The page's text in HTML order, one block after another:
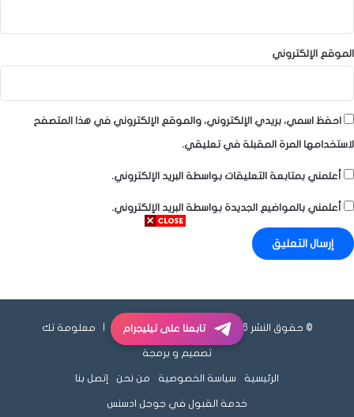
الموقع الإلكتروني
احفظ اسمي، بريدي الإلكتروني، والموقع الإلكتروني في هذا المتصفح
لاستخدامها المرة المقبلة في تعليقي.
أعلمني بمتابعة التعليقات بواسطة البريد الإلكتروني.
أعلمني بالمواضيع الجديدة بواسطة البريد الإلكتروني.
© حقوق النشر 2026، جميع الحقوق محفوظة | معلومة تك
تصميم و برمجة
الرئيسية سياسة الخصوصية من نحن إتصل بنا
خدمة القبول في جوجل ادسنس
تابعنا على تيليجرام